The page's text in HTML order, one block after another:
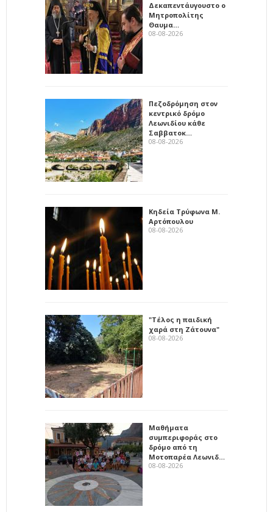
Δεκαπεντάυγουστο ο
Μητροπολίτης
Θαυμα…
08-08-2026
Πεζοδρόμηση στον
κεντρικό δρόμο
Λεωνιδίου κάθε
Σαββατοκ…
08-08-2026
Κηδεία Τρύφωνα Μ.
Αρτόπουλου
08-08-2026
"Τέλος η παιδική
χαρά στη Ζάτουνα"
08-08-2026
Μαθήματα
συμπεριφοράς στο
δρόμο από τη
Μοτοπαρέα Λεωνιδ…
08-08-2026